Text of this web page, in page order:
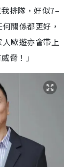
排隊，好似7–
關係都更好，
歐遊亦會帶上
脅！」